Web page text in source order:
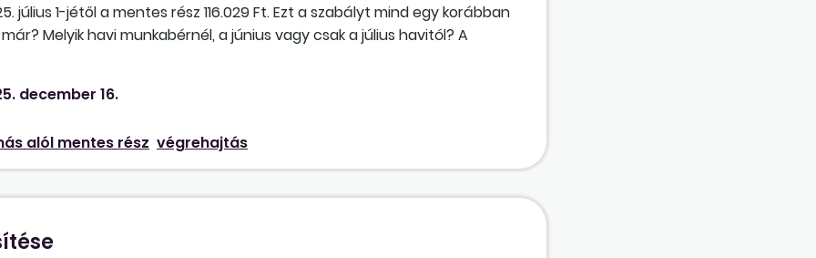
július 1-jétől a mentes rész 116.029 Ft. Ezt a szabályt mind egy korábban
Melyik havi munkabérnél, a június vagy csak a július havitól? A
július 1-jétől. Ez a mentesség csak az újonnan kiadott letiltásokra
ugyanúgy kell levonni, mint eddig?
december 16.
alól mentes rész végrehajtás